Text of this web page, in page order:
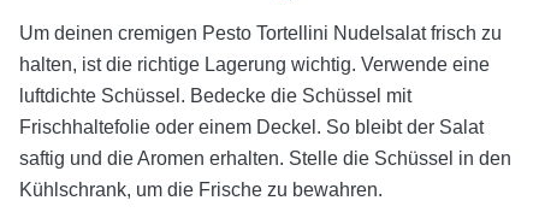
Um deinen cremigen Pesto Tortellini Nudelsalat frisch zu
halten, ist die richtige Lagerung wichtig. Verwende eine
luftdichte Schüssel. Bedecke die Schüssel mit
Frischhaltefolie oder einem Deckel. So bleibt der Salat
saftig und die Aromen erhalten. Stelle die Schüssel in den
Kühlschrank, um die Frische zu bewahren.